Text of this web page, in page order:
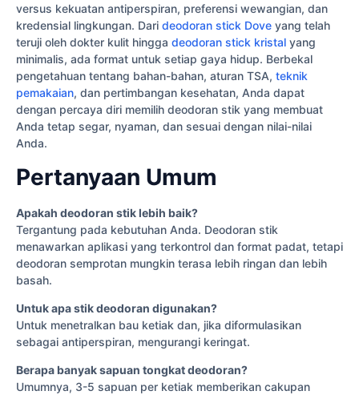
versus kekuatan antiperspiran, preferensi wewangian, dan
kredensial lingkungan. Dari deodoran stick Dove yang telah
teruji oleh dokter kulit hingga deodoran stick kristal yang
minimalis, ada format untuk setiap gaya hidup. Berbekal
pengetahuan tentang bahan-bahan, aturan TSA, teknik
pemakaian, dan pertimbangan kesehatan, Anda dapat
dengan percaya diri memilih deodoran stik yang membuat
Anda tetap segar, nyaman, dan sesuai dengan nilai-nilai
Anda.
Pertanyaan Umum
Apakah deodoran stik lebih baik?
Tergantung pada kebutuhan Anda. Deodoran stik
menawarkan aplikasi yang terkontrol dan format padat, tetapi
deodoran semprotan mungkin terasa lebih ringan dan lebih
basah.
Untuk apa stik deodoran digunakan?
Untuk menetralkan bau ketiak dan, jika diformulasikan
sebagai antiperspiran, mengurangi keringat.
Berapa banyak sapuan tongkat deodoran?
Umumnya, 3-5 sapuan per ketiak memberikan cakupan